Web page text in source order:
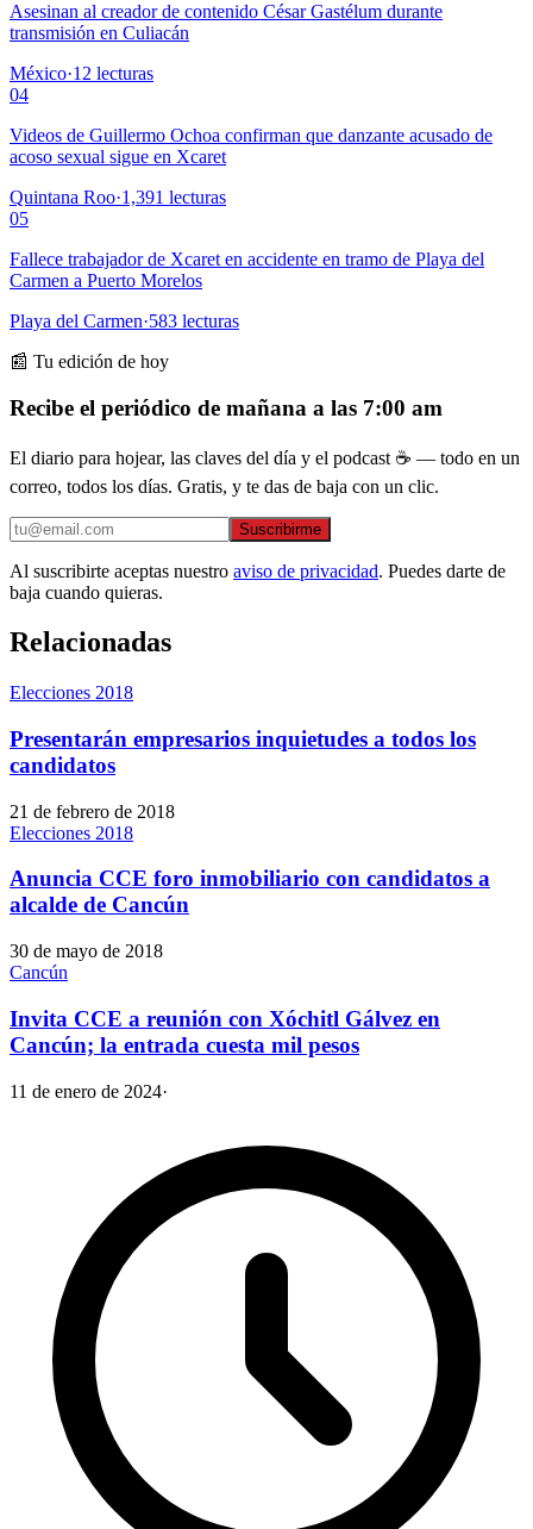
Asesinan al creador de contenido César Gastélum durante
transmisión en Culiacán
México·12 lecturas
04
Videos de Guillermo Ochoa confirman que danzante acusado de
acoso sexual sigue en Xcaret
Quintana Roo·1,391 lecturas
05
Fallece trabajador de Xcaret en accidente en tramo de Playa del
Carmen a Puerto Morelos
Playa del Carmen·583 lecturas
📰 Tu edición de hoy
Recibe el periódico de mañana a las 7:00 am
El diario para hojear, las claves del día y el podcast ☕ — todo en un
correo, todos los días. Gratis, y te das de baja con un clic.
Suscribirme
Al suscribirte aceptas nuestro aviso de privacidad. Puedes darte de
baja cuando quieras.
Relacionadas
Elecciones 2018
Presentarán empresarios inquietudes a todos los
candidatos
21 de febrero de 2018
Elecciones 2018
Anuncia CCE foro inmobiliario con candidatos a
alcalde de Cancún
30 de mayo de 2018
Cancún
Invita CCE a reunión con Xóchitl Gálvez en
Cancún; la entrada cuesta mil pesos
11 de enero de 2024·